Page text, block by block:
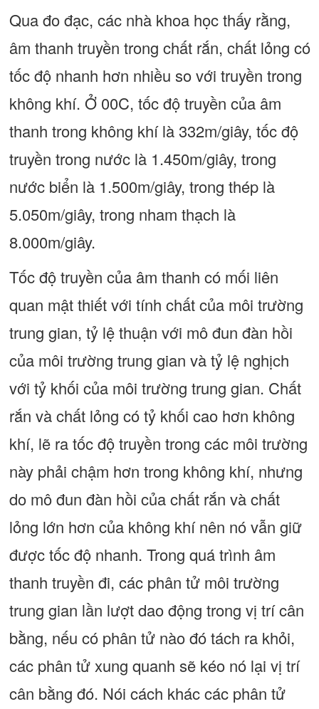
Qua đo đạc, các nhà khoa học thấy rằng,
âm thanh truyền trong chất rắn, chất lỏng có
tốc độ nhanh hơn nhiều so với truyền trong
không khí. Ở 00C, tốc độ truyền của âm
thanh trong không khí là 332m/giây, tốc độ
truyền trong nước là 1.450m/giây, trong
nước biển là 1.500m/giây, trong thép là
5.050m/giây, trong nham thạch là
8.000m/giây.
Tốc độ truyền của âm thanh có mối liên
quan mật thiết với tính chất của môi trường
trung gian, tỷ lệ thuận với mô đun đàn hồi
của môi trường trung gian và tỷ lệ nghịch
với tỷ khối của môi trường trung gian. Chất
rắn và chất lỏng có tỷ khối cao hơn không
khí, lẽ ra tốc độ truyền trong các môi trường
này phải chậm hơn trong không khí, nhưng
do mô đun đàn hồi của chất rắn và chất
lỏng lớn hơn của không khí nên nó vẫn giữ
được tốc độ nhanh. Trong quá trình âm
thanh truyền đi, các phân tử môi trường
trung gian lần lượt dao động trong vị trí cân
bằng, nếu có phân tử nào đó tách ra khỏi,
các phân tử xung quanh sẽ kéo nó lại vị trí
cân bằng đó. Nói cách khác các phân tử